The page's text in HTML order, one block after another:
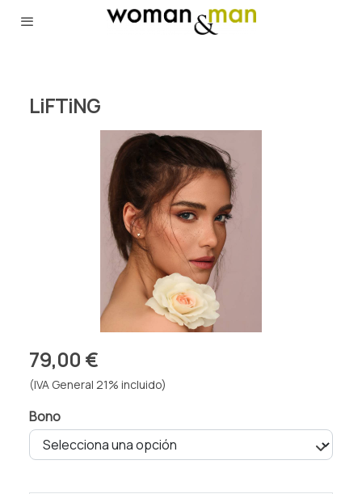
LiFTiNG
79,00 €
(IVA General 21% incluido)
Bono